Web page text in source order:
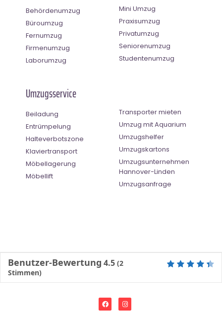
Behördenumzug
Büroumzug
Fernumzug
Firmenumzug
Laborumzug
Mini Umzug
Praxisumzug
Privatumzug
Seniorenumzug
Studentenumzug
Umzugsservice
Beiladung
Entrümpelung
Halteverbotszone
Klaviertransport
Möbellagerung
Möbellift
Transporter mieten
Umzug mit Aquarium
Umzugshelfer
Umzugskartons
Umzugsunternehmen
Hannover-Linden
Umzugsanfrage
Benutzer-Bewertung 4.5 (2
Stimmen)